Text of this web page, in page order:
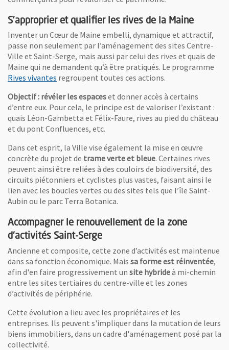
S’approprier et qualifier les rives de la Maine
Inventer un Cœur de Maine embelli, dynamique et attractif,
passe non seulement par l’aménagement des sites Centre-
Ville et Saint-Serge, mais aussi par celui des rives et quais de
Maine qui ne demandent qu’à être pratiqués. Le programme
Rives vivantes regroupent toutes ces actions.
Objectif : révéler les espaceset donner accès à certains
d’entre eux. Pour cela, le principe est de valoriser l’existant :
quais Léon-Gambetta et Félix-Faure, rives au pied du château
et du pont Confluences, etc.
Dans cet esprit, la Ville vise également la mise en œuvre
concrète du projet de trame verte et bleue. Certaines rives
peuvent ainsi être reliées à des couloirs de biodiversité, des
circuits piétonniers et cyclistes plus vastes, faisant ainsi le
lien avec les boucles vertes ou des sites tels que l’île Saint-
Aubin ou le parc Terra Botanica.
Accompagner le renouvellement de la zone
d'activités Saint-Serge
Ancienne et composite, cette zone d’activités est maintenue
dans sa fonction économique. Mais sa forme est réinventée,
afin d'en faire progressivement un site hybrideà mi-chemin
entre les sites tertiaires du centre-ville et les zones
d’activités de périphérie.
Cette évolution a lieu avec les propriétaires et les
entreprises. Ils peuvent s'impliquer dans la mutation de leurs
biens immobiliers, dans un cadre d'aménagement posé par la
collectivité.